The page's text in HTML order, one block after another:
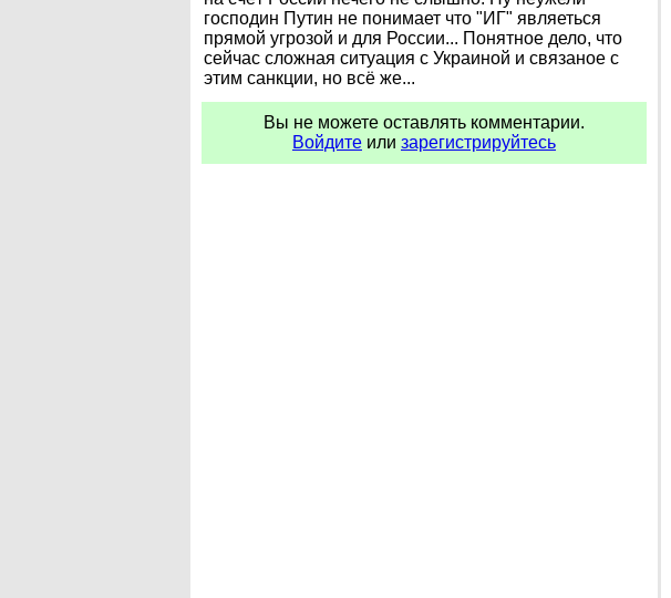
господин Путин не понимает что "ИГ" являеться
прямой угрозой и для России... Понятное дело, что
сейчас сложная ситуация с Украиной и связаное с
этим санкции, но всё же...
Вы не можете оставлять комментарии.
Войдите или зарегистрируйтесь